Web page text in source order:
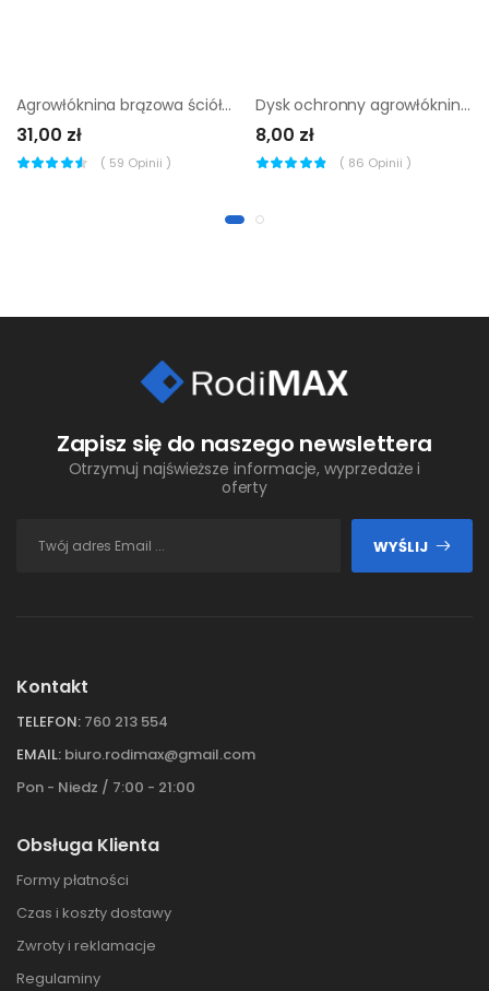
Agrowłóknina brązowa ściółkująca 1.6x10 m 50 g/m2
31,00 zł
( 59 Opinii )
Dysk ochronny agrowłóknina brązowa 50cm
8,00 zł
( 86 Opinii )
Zapisz się do naszego newslettera
Otrzymuj najświeższe informacje, wyprzedaże i
oferty
WYŚLIJ
Kontakt
TELEFON: 760 213 554
EMAIL: biuro.rodimax@gmail.com
Pon - Niedz / 7:00 - 21:00
Obsługa Klienta
Formy płatności
Czas i koszty dostawy
Zwroty i reklamacje
Regulaminy